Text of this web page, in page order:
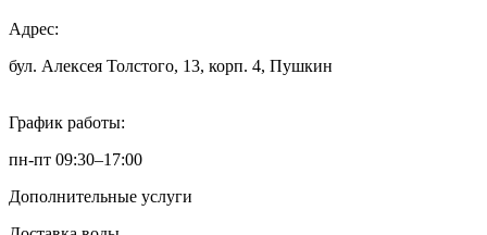
Адрес:
бул. Алексея Толстого, 13, корп. 4, Пушкин
График работы:
пн-пт 09:30–17:00
Дополнительные услуги